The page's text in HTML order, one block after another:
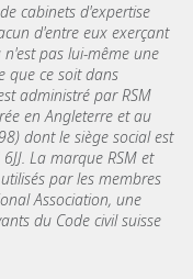
cabinets d'expertise
d'entre eux exerçant
pas lui-même une
que ce soit dans
administré par RSM
en Angleterre et au
dont le siège social est
La marque RSM et
par les membres
Association, une
du Code civil suisse